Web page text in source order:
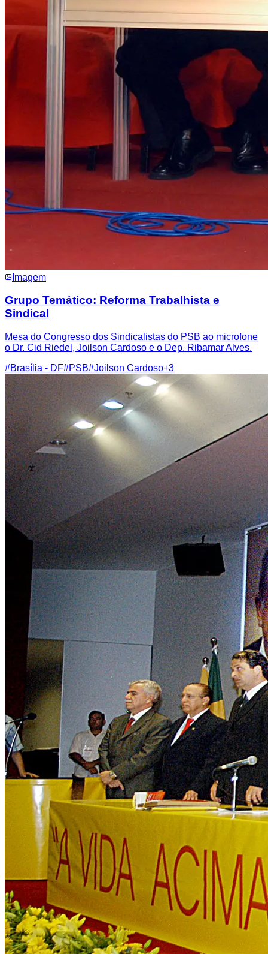
Imagem
Grupo Temático: Reforma Trabalhista e
Sindical
Mesa do Congresso dos Sindicalistas do PSB ao microfone
o Dr. Cid Riedel, Joilson Cardoso e o Dep. Ribamar Alves.
#Brasília - DF#PSB#Joilson Cardoso+3